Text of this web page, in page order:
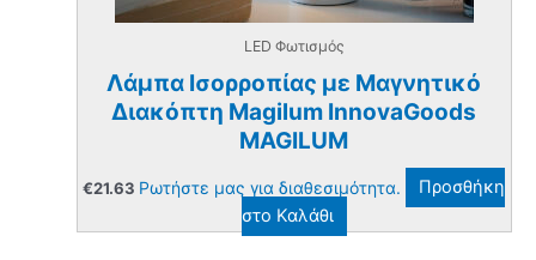
LED Φωτισμός
Λάμπα Ισορροπίας με Μαγνητικό
Διακόπτη Magilum InnovaGoods
MAGILUM
€21.63 Ρωτήστε μας για διαθεσιμότητα.
Προσθήκη
στο Καλάθι